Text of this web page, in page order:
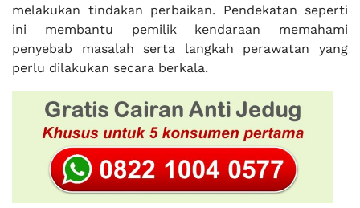
melakukan tindakan perbaikan. Pendekatan seperti
ini membantu pemilik kendaraan memahami
penyebab masalah serta langkah perawatan yang
perlu dilakukan secara berkala.